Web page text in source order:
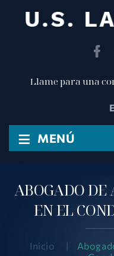
Llame para una
≡ MENÚ
ABOGADO DE
EN EL
Inicio |